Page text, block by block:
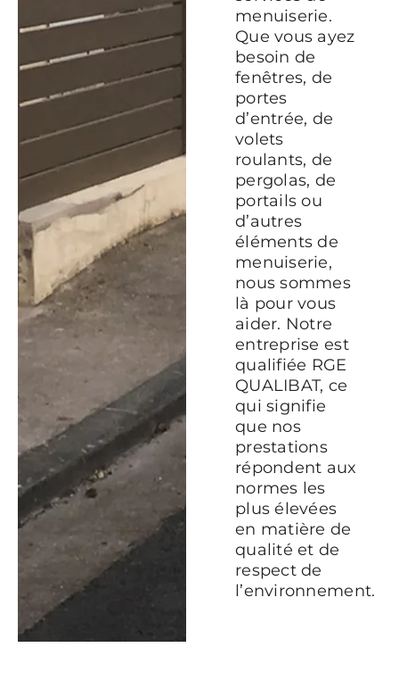
menuiserie.
Que vous ayez
besoin de
fenêtres, de
portes
d’entrée, de
volets
roulants, de
pergolas, de
portails ou
d’autres
éléments de
menuiserie,
nous sommes
là pour vous
aider. Notre
entreprise est
qualifiée RGE
QUALIBAT, ce
qui signifie
que nos
prestations
répondent aux
normes les
plus élevées
en matière de
qualité et de
respect de
l’environnement.